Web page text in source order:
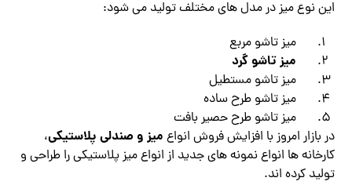
این نوع میز در مدل های مختلف تولید می شود:
میز تاشو مربع
میز تاشو گرد
میز تاشو مستطیل
میز تاشو طرح ساده
میز تاشو طرح حصیر بافت
در بازار امروز با افزایش فروش انواع میز و صندلی پلاستیکی،
کارخانه ها انواع نمونه های جدید از انواع میز پلاستیکی را طراحی و
تولید کرده اند.